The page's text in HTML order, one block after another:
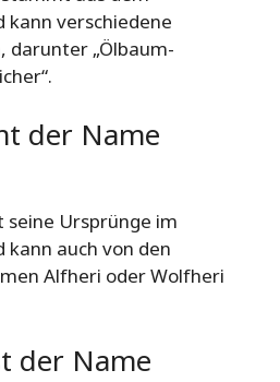
kann verschiedene
darunter „Ölbaum-
der Name
seine Ursprünge im
auch von den
Alfheri oder Wolfheri
der Name